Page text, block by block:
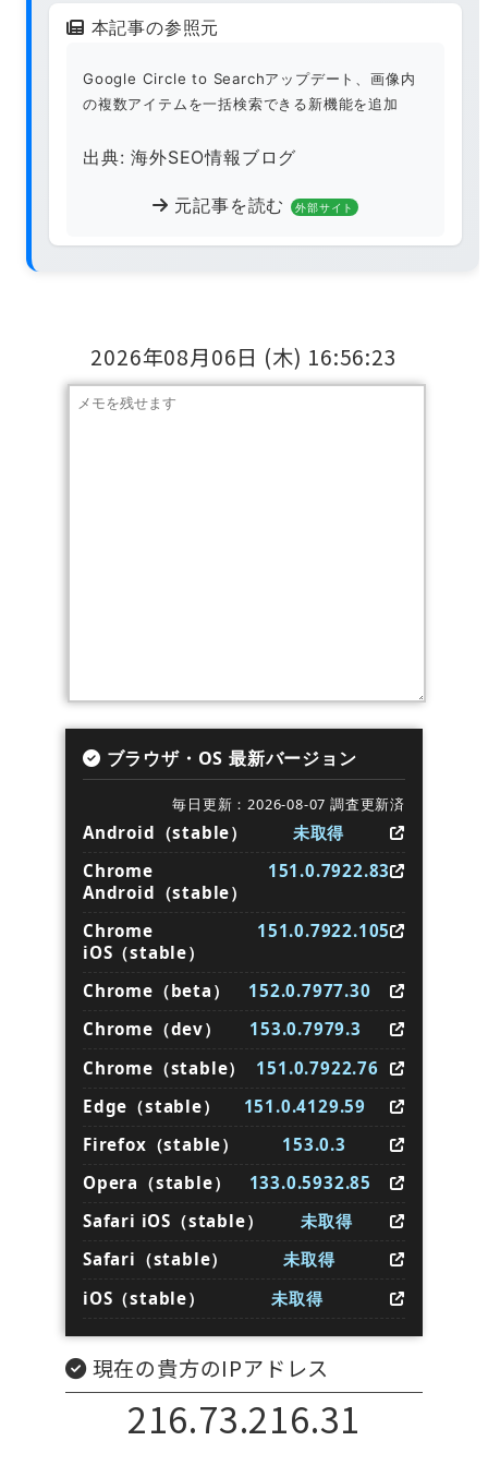
本記事の参照元
Google Circle to Searchアップデート、画像内
の複数アイテムを一括検索できる新機能を追加
出典: 海外SEO情報ブログ
元記事を読む 外部サイト
2026年08月06日 (木) 16:56:24
ブラウザ・OS 最新バージョン
毎日更新：2026-08-07 調査更新済
Android（stable）
未取得
Chrome
Android（stable）
151.0.7922.83
Chrome
iOS（stable）
151.0.7922.105
Chrome（beta）
152.0.7977.30
Chrome（dev）
153.0.7979.3
Chrome（stable）
151.0.7922.76
Edge（stable）
151.0.4129.59
Firefox（stable）
153.0.3
Opera（stable）
133.0.5932.85
Safari iOS（stable）
未取得
Safari（stable）
未取得
iOS（stable）
未取得
現在の貴方のIPアドレス
216.73.216.31